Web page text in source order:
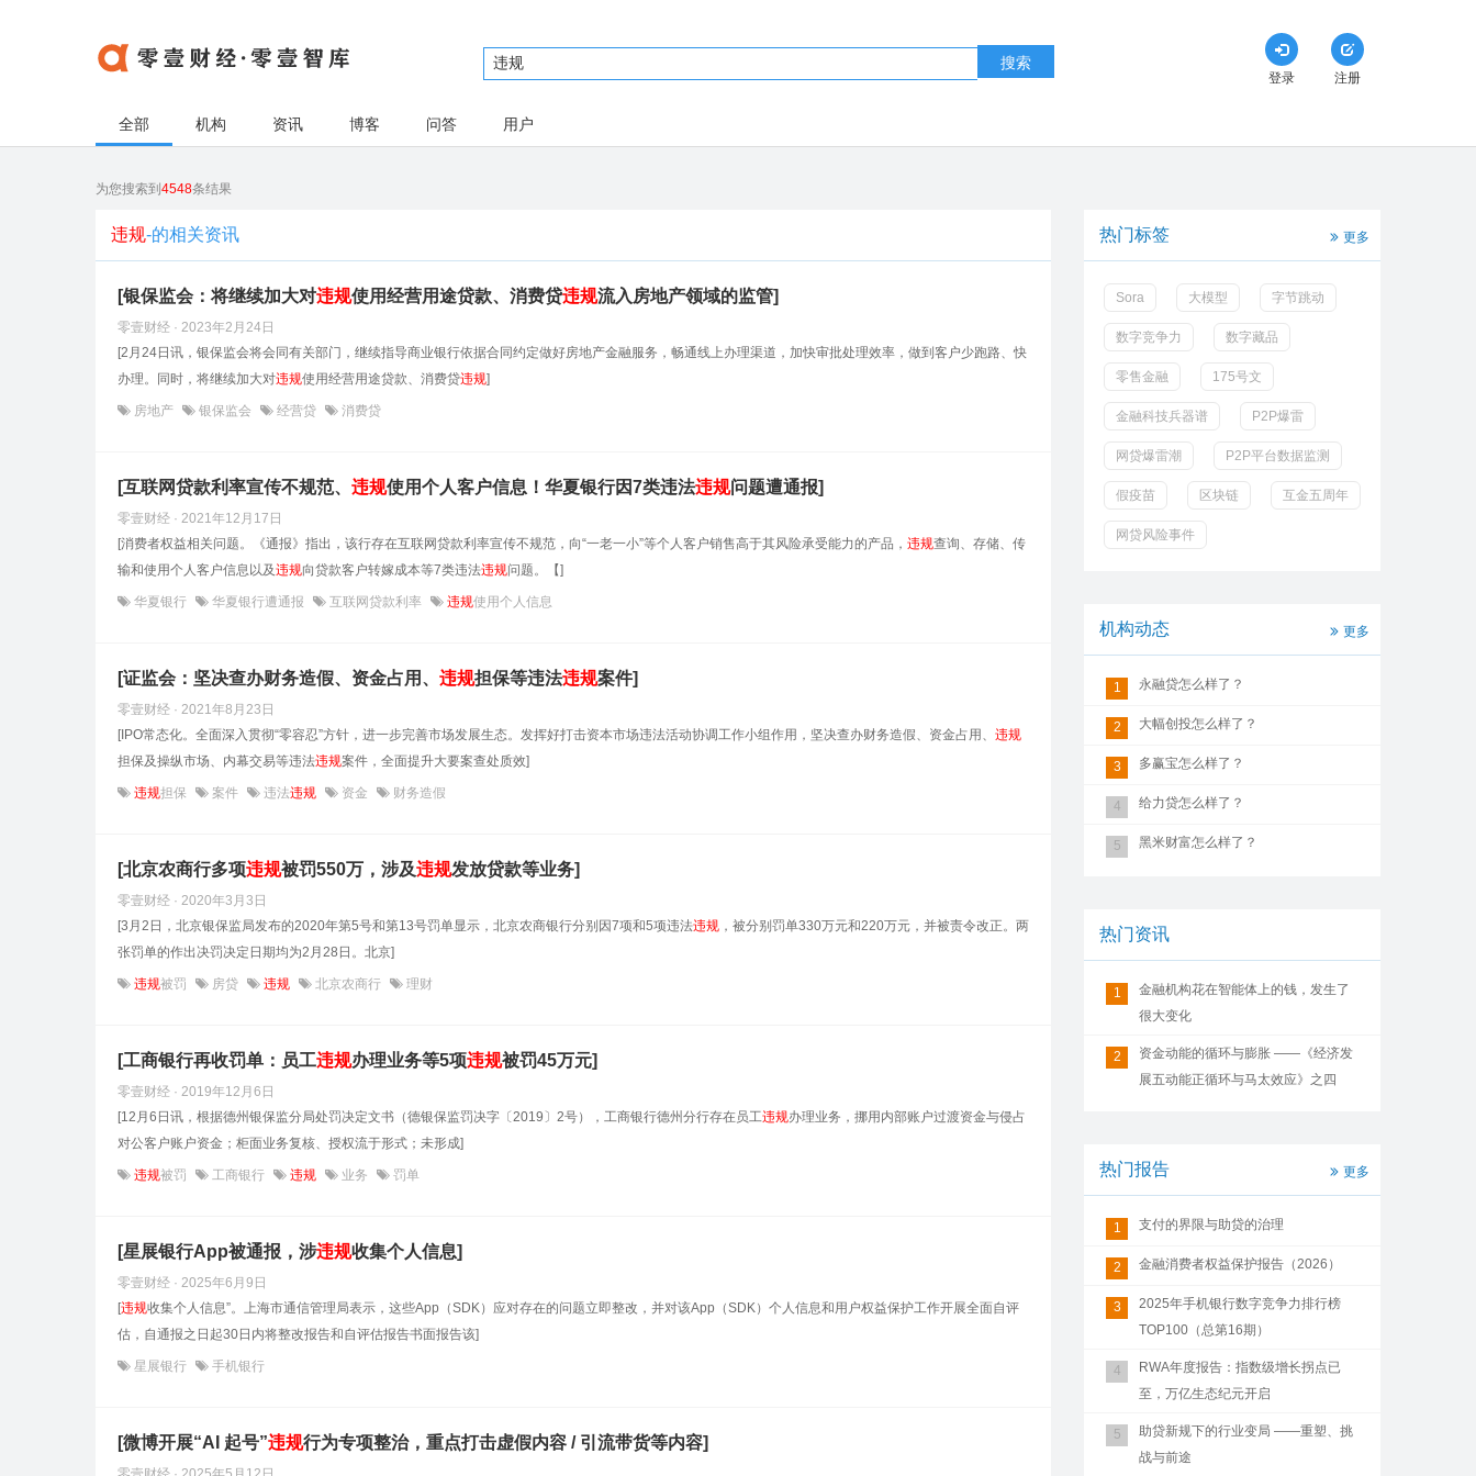
搜索
登录 注册
全部 机构 资讯 博客 问答 用户
为您搜索到 4548条结果
违规-的相关资讯
[银保监会：将继续加大对违规使用经营用途贷款、消费贷违规流入房地产领域的监管]
零壹财经 · 2023年2月24日
[2月24日讯，银保监会将会同有关部门，继续指导商业银行依据合同约定做好房地产金融服务，畅通线上办理渠道，加快审批处理效率，做到客户少跑路、快
办理。同时，将继续加大对违规使用经营用途贷款、消费贷违规]
房地产 银保监会 经营贷 消费贷
[互联网贷款利率宣传不规范、 违规使用个人客户信息！华夏银行因7类违法违规问题遭通报]
零壹财经 · 2021年12月17日
[消费者权益相关问题。《通报》指出，该行存在互联网贷款利率宣传不规范，向“一老一小”等个人客户销售高于其风险承受能力的产品， 违规查询、存储、传
输和使用个人客户信息以及违规向贷款客户转嫁成本等7类违法违规问题。【]
华夏银行 华夏银行遭通报 互联网贷款利率 违规使用个人信息
[证监会：坚决查办财务造假、资金占用、 违规担保等违法违规案件]
零壹财经 · 2021年8月23日
[IPO常态化。全面深入贯彻“零容忍”方针，进一步完善市场发展生态。发挥好打击资本市场违法活动协调工作小组作用，坚决查办财务造假、资金占用、 违规
担保及操纵市场、内幕交易等违法违规案件，全面提升大要案查处质效]
违规担保 案件 违法违规 资金 财务造假
[北京农商行多项违规被罚550万，涉及违规发放贷款等业务]
零壹财经 · 2020年3月3日
[3月2日，北京银保监局发布的2020年第5号和第13号罚单显示，北京农商银行分别因7项和5项违法违规 ，被分别罚单330万元和220万元，并被责令改正。两
张罚单的作出决罚决定日期均为2月28日。北京]
违规被罚 房贷 违规 北京农商行 理财
[工商银行再收罚单：员工违规办理业务等5项违规被罚45万元]
零壹财经 · 2019年12月6日
[12月6日讯，根据德州银保监分局处罚决定文书（德银保监罚决字〔2019〕2号），工商银行德州分行存在员工违规办理业务，挪用内部账户过渡资金与侵占
对公客户账户资金；柜面业务复核、授权流于形式；未形成]
违规被罚 工商银行 违规 业务 罚单
[星展银行App被通报，涉违规收集个人信息]
零壹财经 · 2025年6月9日
[违规收集个人信息”。上海市通信管理局表示，这些App（SDK）应对存在的问题立即整改，并对该App（SDK）个人信息和用户权益保护工作开展全面自评
估，自通报之日起30日内将整改报告和自评估报告书面报告该]
星展银行 手机银行
[微博开展“AI 起号”违规行为专项整治，重点打击虚假内容 / 引流带货等内容]
热门标签 更多
Sora 大模型 字节跳动
数字竞争力 数字藏品
零售金融 175号文
金融科技兵器谱 P2P爆雷
网贷爆雷潮 P2P平台数据监测
假疫苗 区块链 互金五周年
网贷风险事件
机构动态 更多
1 永融贷怎么样了？
2 大幅创投怎么样了？
3 多赢宝怎么样了？
4 给力贷怎么样了？
5 黑米财富怎么样了？
热门资讯
1
金融机构花在智能体上的钱，发生了
很大变化
2
资金动能的循环与膨胀 ——《经济发
展五动能正循环与马太效应》之四
热门报告 更多
1 支付的界限与助贷的治理
2 金融消费者权益保护报告（2026）
3
2025年手机银行数字竞争力排行榜
TOP100（总第16期）
4
RWA年度报告：指数级增长拐点已
至，万亿生态纪元开启
5
助贷新规下的行业变局 ——重塑、挑
战与前途